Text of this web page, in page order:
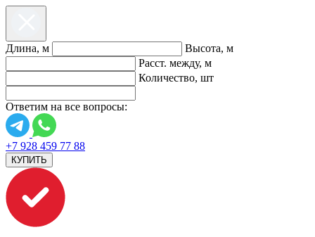
Длина, м
Высота, м
Расст. между, м
Количество, шт
Ответим на все вопросы:
+7 928 459 77 88
КУПИТЬ